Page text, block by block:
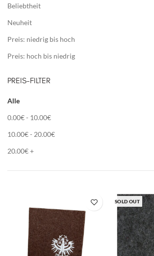
Beliebtheit
Neuheit
Preis: niedrig bis hoch
Preis: hoch bis niedrig
PREIS-FILTER
Alle
0.00€- 10.00€
10.00€- 20.00€
20.00€+
SOLD OUT